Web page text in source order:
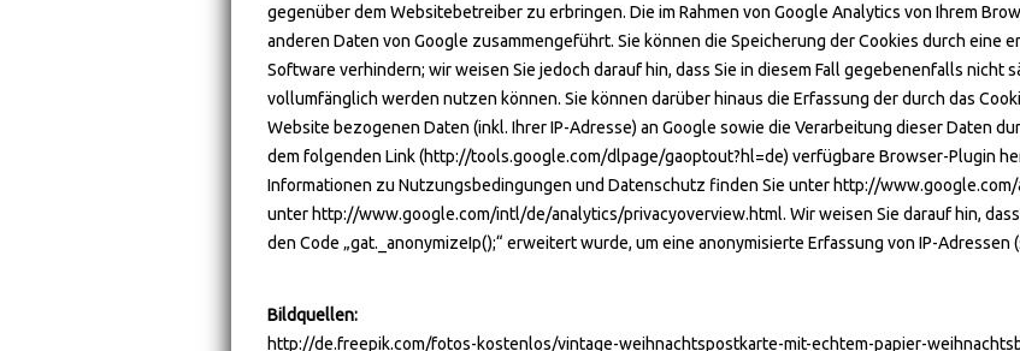
gegenüber dem Websitebetreiber zu erbringen. Die im Rahmen von Google Analytics von Ihrem
anderen Daten von Google zusammengeführt. Sie können die Speicherung der Cookies durch eine
Software verhindern; wir weisen Sie jedoch darauf hin, dass Sie in diesem Fall gegebenenfalls nicht
vollumfänglich werden nutzen können. Sie können darüber hinaus die Erfassung der durch das
Website bezogenen Daten (inkl. Ihrer IP-Adresse) an Google sowie die Verarbeitung dieser Daten
dem folgenden Link (http://tools.google.com/dlpage/gaoptout?hl=de) verfügbare Browser-Plugin
Informationen zu Nutzungsbedingungen und Datenschutz finden Sie unter http://
unter http://www.google.com/intl/de/analytics/privacyoverview.html. Wir weisen Sie darauf hin,
den Code „gat._anonymizeIp();“ erweitert wurde, um eine anonymisierte Erfassung von IP-Adressen
Bildquellen:
http://de.freepik.com/fotos-kostenlos/vintage-weihnachtspostkarte-mit-echtem-papier-